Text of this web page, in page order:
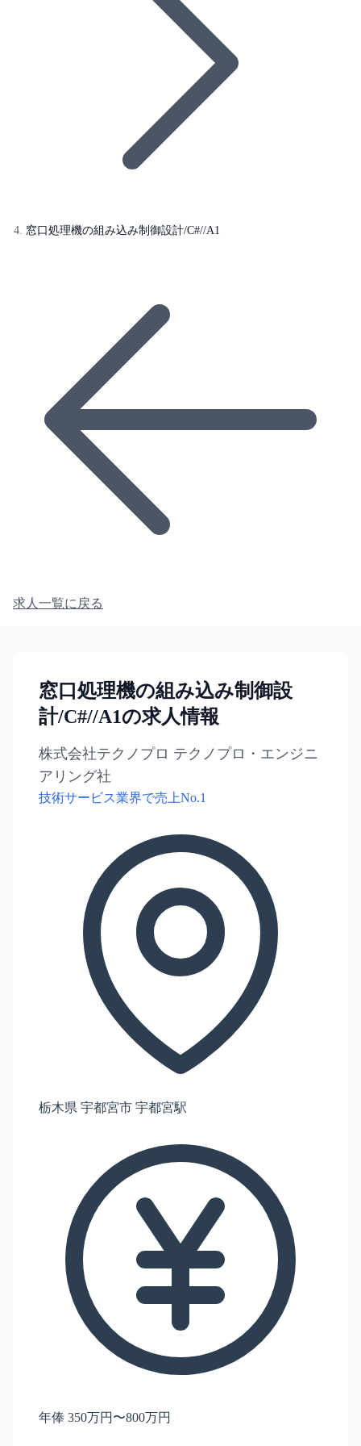
窓口処理機の組み込み制御設計/C#//A1
求人一覧に戻る
窓口処理機の組み込み制御設
計/C#//A1の求人情報
株式会社テクノプロ テクノプロ・エンジニ
アリング社
技術サービス業界で売上No.1
栃木県 宇都宮市 宇都宮駅
年俸 350万円〜800万円